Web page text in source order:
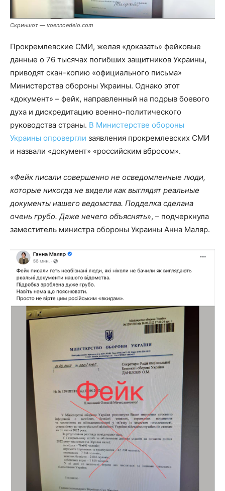
Скриншот — voennoedelo.com
Прокремлевские СМИ, желая «доказать» фейковые
данные о 76 тысячах погибших защитников Украины,
приводят скан-копию «официального письма»
Министерства обороны Украины. Однако этот
«документ» – фейк, направленный на подрыв боевого
духа и дискредитацию военно-политического
руководства страны. В Министерстве обороны
Украины опровергли заявления прокремлевских СМИ
и назвали «документ» «российским вбросом».
«Фейк писали совершенно не осведомленные люди,
которые никогда не видели как выглядят реальные
документы нашего ведомства. Подделка сделана
очень грубо. Даже нечего объяснять», – подчеркнула
заместитель министра обороны Украины Анна Маляр.